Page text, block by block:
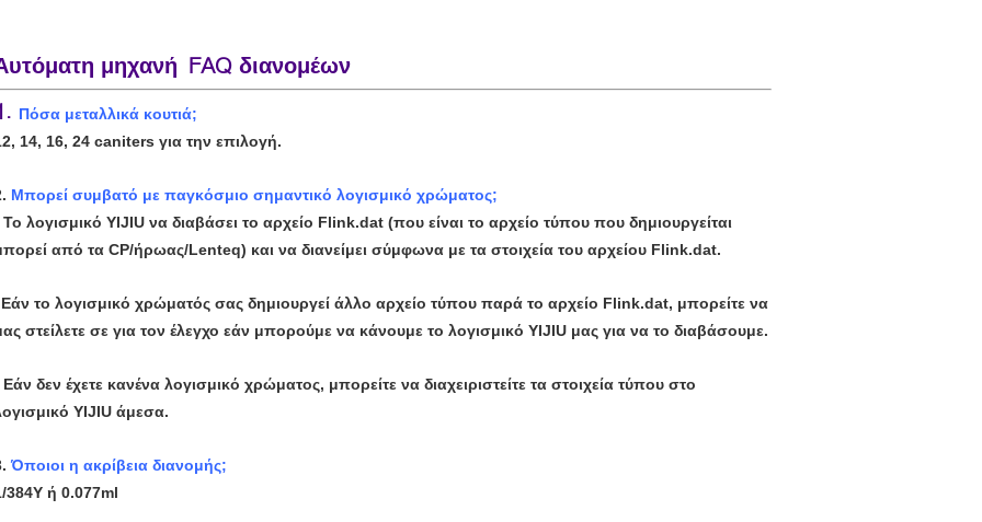
μηχανή FAQ διανομέων
Πόσα μεταλλικά κουτιά;
14, 16, 24 caniters για την επιλογή.
Μπορεί συμβατό με παγκόσμιο σημαντικό λογισμικό χρώματος;
Το λογισμικό YIJIU να διαβάσει το αρχείο Flink.dat (που είναι το αρχείο τύπου που δημιουργείται
από τα CP/ήρωας/Lenteq) και να διανείμει σύμφωνα με τα στοιχεία του αρχείου Flink.dat.
Εάν το λογισμικό χρώματός σας δημιουργεί άλλο αρχείο τύπου παρά το αρχείο Flink.dat, μπορείτε να
στείλετε σε για τον έλεγχο εάν μπορούμε να κάνουμε το λογισμικό YIJIU μας για να το διαβάσουμε.
Εάν δεν έχετε κανένα λογισμικό χρώματος, μπορείτε να διαχειριστείτε τα στοιχεία τύπου στο
YIJIU άμεσα.
Όποιοι η ακρίβεια διανομής;
384Y ή 0.077ml